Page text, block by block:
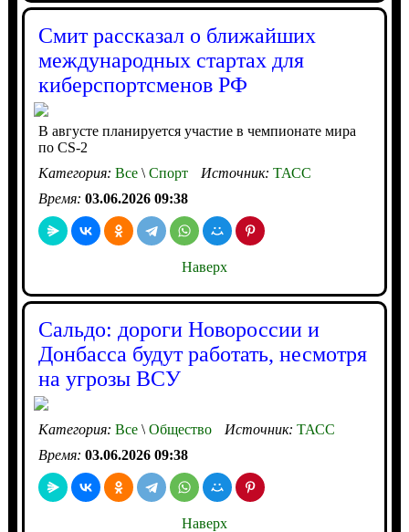
Смит рассказал о ближайших
международных стартах для
киберспортсменов РФ
В августе планируется участие в чемпионате мира
по CS-2
Категория: Все\Спорт Источник: ТАСС
Время: 03.06.2026 09:38
Наверх
Сальдо: дороги Новороссии и
Донбасса будут работать, несмотря
на угрозы ВСУ
Категория: Все\Общество Источник: ТАСС
Время: 03.06.2026 09:38
Наверх